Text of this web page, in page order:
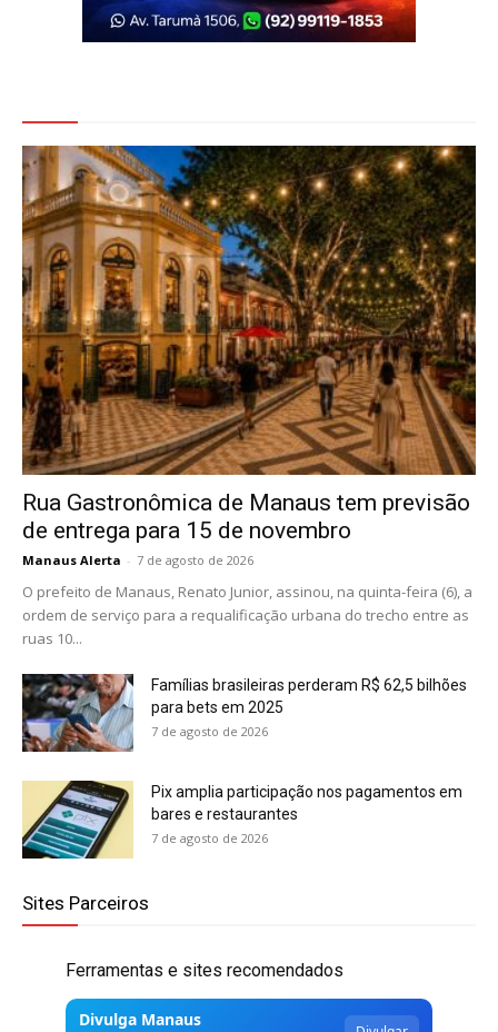
Rua Gastronômica de Manaus tem previsão
de entrega para 15 de novembro
Manaus Alerta - 7 de agosto de 2026
O prefeito de Manaus, Renato Junior, assinou, na quinta-feira (6), a
ordem de serviço para a requalificação urbana do trecho entre as
ruas 10...
Famílias brasileiras perderam R$ 62,5 bilhões
para bets em 2025
7 de agosto de 2026
Pix amplia participação nos pagamentos em
bares e restaurantes
7 de agosto de 2026
Sites Parceiros
Ferramentas e sites recomendados
Divulga Manaus